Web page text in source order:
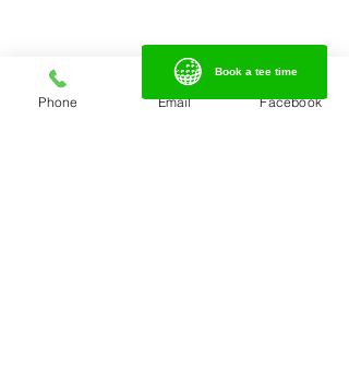
Phone Email Facebook
Book a tee time
Book a tee time